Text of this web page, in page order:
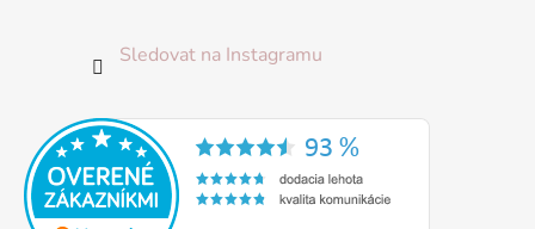
Sledovat na Instagramu